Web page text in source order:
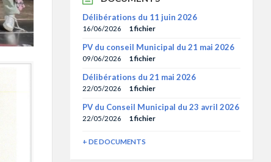
Délibérations du 11 juin 2026
16/06/2026 1 fichier
PV du conseil Municipal du 21 mai 2026
09/06/2026 1 fichier
Délibérations du 21 mai 2026
22/05/2026 1 fichier
PV du Conseil Municipal du 23 avril 2026
22/05/2026 1 fichier
+ DE DOCUMENTS